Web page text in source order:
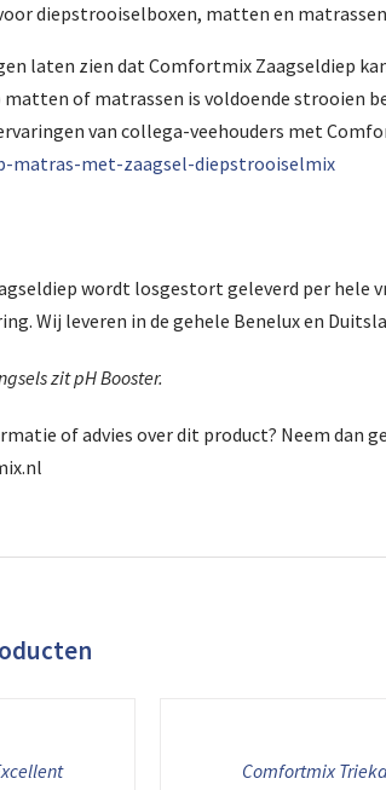
diepstrooiselboxen, matten en matrassen
laten zien dat Comfortmix Zaagseldiep
matten of matrassen is voldoende strooien
van collega-veehouders met
matras-met-zaagsel-diepstrooiselmix
wordt losgestort geleverd per hele
Wij leveren in de gehele Benelux en
zit pH Booster.
of advies over dit product? Neem dan
Comfortmix